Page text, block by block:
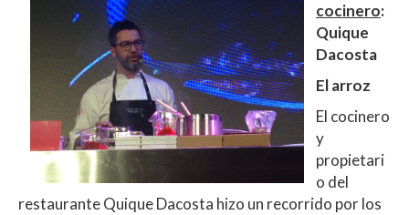
cocinero:
Quique
Dacosta
El arroz
El cocinero
y
propietari
o del
restaurante Quique Dacosta hizo un recorrido por los